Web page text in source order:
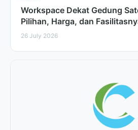
Workspace Dekat Gedung
Pilihan, Harga, dan
26 July 2026